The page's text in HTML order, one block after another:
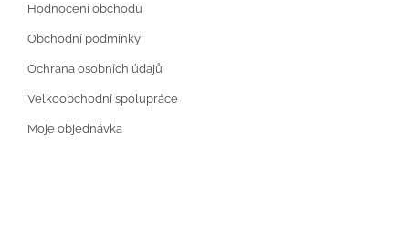
Hodnocení obchodu
Obchodní podmínky
Ochrana osobních údajů
Velkoobchodní spolupráce
Moje objednávka